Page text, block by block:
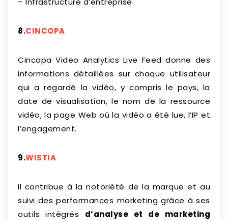
8.CINCOPA
Cincopa Video Analytics Live Feed donne des
informations détaillées sur chaque utilisateur
qui a regardé la vidéo, y compris le pays, la
date de visualisation, le nom de la ressource
vidéo, la page Web où la vidéo a été lue, l’IP et
l’engagement.
9.WISTIA
Il contribue à la notoriété de la marque et au
suivi des performances marketing grâce à ses
outils intégrés d’analyse et de marketing